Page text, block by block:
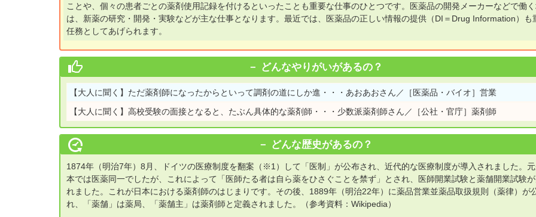
ことや、個々の患者ごとの薬剤使用記録を付けるといったことも重要な仕事のひとつです。医薬品の開発メーカーなどで働
は、新薬の研究・開発・実験などが主な仕事となります。最近では、医薬品の正しい情報の提供（DI＝Drug Information）も
任務としてあげられます。
どんなやりがいがあるの？
【大人に聞く】 ただ薬剤師になったからといって調剤の道にしか進・・・あおあおさん／［医薬品・バイオ］営業
【大人に聞く】 高校受験の面接となると、たぶん具体的な薬剤師・・・少数派薬剤師さん／［公社・官庁］薬剤師
どんな歴史があるの？
1874年（明治7年）8月、ドイツの医療制度を翻案（※1）して「医制」が公布され、近代的な医療制度が導入されました。
本では医薬同一でしたが、これによって「医師たる者は自ら薬をひさぐことを禁ず」とされ、医師開業試験と薬舗開業試験
れました。これが日本における薬剤師のはじまりです。その後、1889年（明治22年）に薬品営業並薬品取扱規則（薬律）が
れ、「薬舗」は薬局、「薬舗主」は薬剤師と定義されました。（参考資料：Wikipedia）